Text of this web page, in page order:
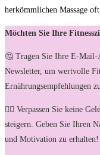
herkömmlichen Massage
Möchten Sie Ihre
🤔 Tragen Sie Ihre E-Mail-
Newsletter, um wertvolle
Ernährungsempfehlungen
🏋️‍♀️ Verpassen Sie keine
steigern. Geben Sie Ihren
und Motivation zu erhalten!